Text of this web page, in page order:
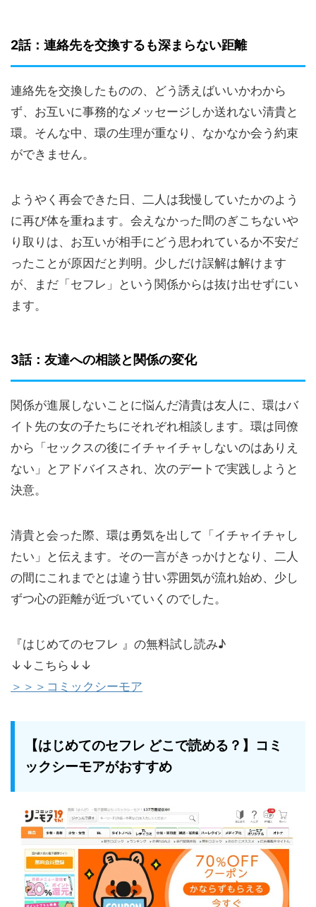
2話：連絡先を交換するも深まらない距離
連絡先を交換したものの、どう誘えばいいかわから
ず、お互いに事務的なメッセージしか送れない清貴と
環。そんな中、環の生理が重なり、なかなか会う約束
ができません。
ようやく再会できた日、二人は我慢していたかのよう
に再び体を重ねます。会えなかった間のぎこちないや
り取りは、お互いが相手にどう思われているか不安だ
ったことが原因だと判明。少しだけ誤解は解けます
が、まだ「セフレ」という関係からは抜け出せずにい
ます。
3話：友達への相談と関係の変化
関係が進展しないことに悩んだ清貴は友人に、環はバ
イト先の女の子たちにそれぞれ相談します。環は同僚
から「セックスの後にイチャイチャしないのはありえ
ない」とアドバイスされ、次のデートで実践しようと
決意。
清貴と会った際、環は勇気を出して「イチャイチャし
たい」と伝えます。その一言がきっかけとなり、二人
の間にこれまでとは違う甘い雰囲気が流れ始め、少し
ずつ心の距離が近づいていくのでした。
『はじめてのセフレ 』の無料試し読み♪
↓↓こちら↓↓
＞＞＞コミックシーモア
【はじめてのセフレ どこで読める？】コミ
ックシーモアがおすすめ